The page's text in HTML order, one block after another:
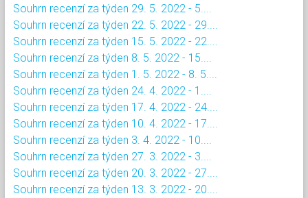
Souhrn recenzí za týden 29. 5. 2022 - 5....
Souhrn recenzí za týden 22. 5. 2022 - 29....
Souhrn recenzí za týden 15. 5. 2022 - 22....
Souhrn recenzí za týden 8. 5. 2022 - 15....
Souhrn recenzí za týden 1. 5. 2022 - 8. 5....
Souhrn recenzí za týden 24. 4. 2022 - 1....
Souhrn recenzí za týden 17. 4. 2022 - 24....
Souhrn recenzí za týden 10. 4. 2022 - 17....
Souhrn recenzí za týden 3. 4. 2022 - 10....
Souhrn recenzí za týden 27. 3. 2022 - 3....
Souhrn recenzí za týden 20. 3. 2022 - 27....
Souhrn recenzí za týden 13. 3. 2022 - 20....